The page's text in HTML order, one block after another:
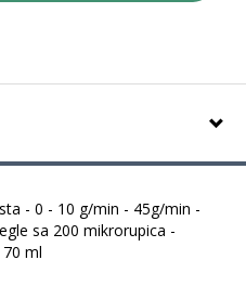
- 0 - 10 g/min - 45g/min -
sa 200 mikrorupica -
ml